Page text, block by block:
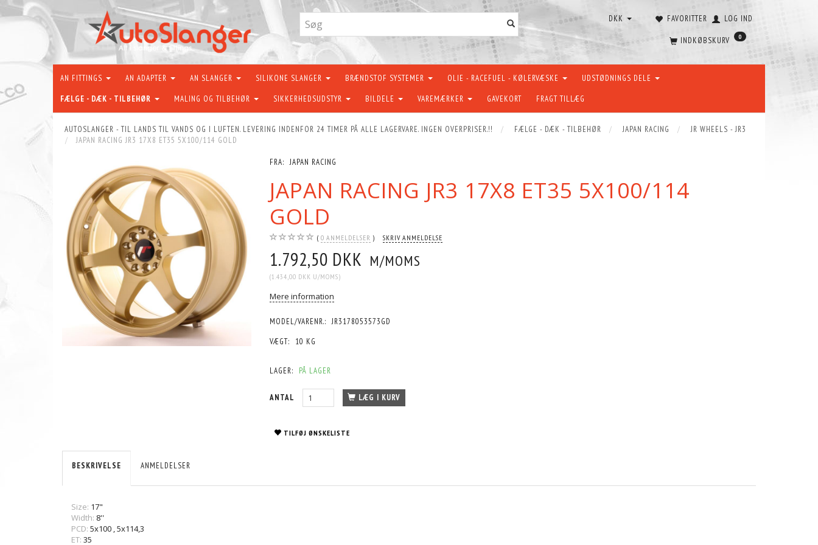
FAVORITTER LOG IND
DKK
INDKØBSKURV 0
AN FITTINGS AN ADAPTER AN SLANGER SILIKONE SLANGER BRÆNDSTOF SYSTEMER OLIE - RACEFUEL - KØLERVÆSKE UDSTØDNINGS DELE
FÆLGE - DÆK - TILBEHØR MALING OG TILBEHØR SIKKERHEDSUDSTYR BILDELE VAREMÆRKER GAVEKORT FRAGT TILLÆG
AUTOSLANGER - TIL LANDS TIL VANDS OG I LUFTEN. LEVERING INDENFOR 24 TIMER PÅ ALLE LAGERVARE. INGEN OVERPRISER.!! FÆLGE - DÆK - TILBEHØR JAPAN RACING
JR WHEELS - JR3
JAPAN RACING JR3 17X8 ET35 5X100/114 GOLD
FRA: JAPAN RACING
JAPAN RACING JR3 17X8 ET35 5X100/114
GOLD
0 ANMELDELSER SKRIV ANMELDELSE
1.792,50 DKK M/MOMS
(1.434,00 DKK U/MOMS)
Mere information
MODEL/VARENR.:
JR3178053573GD
VÆGT:
10 KG
LAGER: PÅ LAGER
ANTAL LÆG I KURV
TILFØJ ØNSKELISTE
BESKRIVELSE ANMELDELSER
Size: 17"
Width: 8''
PCD: 5x100 5x114,3
ET: 35